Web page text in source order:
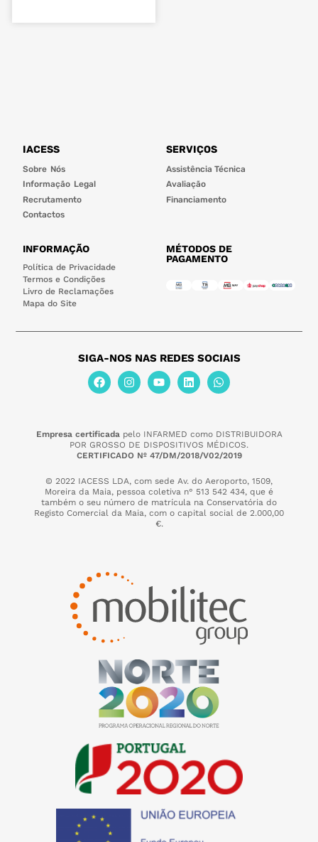
IACESS
Sobre Nós
Informação Legal
Recrutamento
Contactos
SERVIÇOS
Assistência Técnica
Avaliação
Financiamento
INFORMAÇÃO
Política de Privacidade
Termos e Condições
Livro de Reclamações
Mapa do Site
MÉTODOS DE
PAGAMENTO
SIGA-NOS NAS REDES SOCIAIS
Empresa certificadapelo INFARMED como DISTRIBUIDORA
POR GROSSO DE DISPOSITIVOS MÉDICOS.
CERTIFICADO Nº 47/DM/2018/V02/2019
© 2022 IACESS LDA, com sede Av. do Aeroporto, 1509,
Moreira da Maia, pessoa coletiva n° 513 542 434, que é
também o seu número de matrícula na Conservatória do
Registo Comercial da Maia, com o capital social de 2.000,00
€.